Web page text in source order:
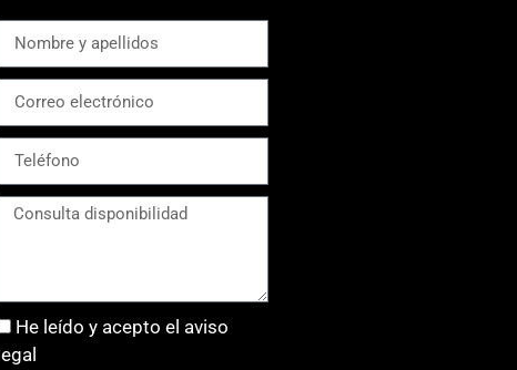
He leído y acepto el aviso
legal